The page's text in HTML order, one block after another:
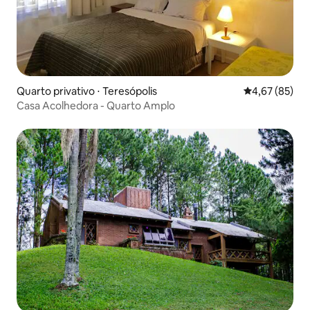
Quarto privativo ⋅ Teresópolis 4,67 de uma
4,67 (85)
Casa Acolhedora - Quarto Amplo